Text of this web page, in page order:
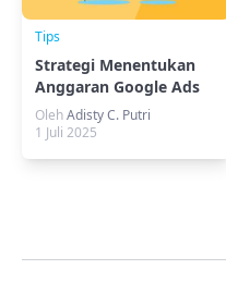
Tips
Strategi Menentukan
Anggaran Google Ads
yang Optimal
OlehAdisty C. Putri
1 Juli 2025